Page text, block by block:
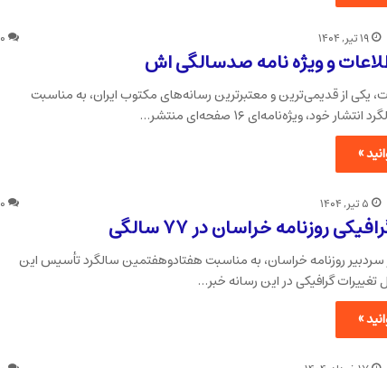
۱۹ تیر, ۱۴۰۴ ۰
و ویژه نامه صدسالگی اش
یکی از قدیمی‌ترین و معتبرترین رسانه‌های مکتوب ایران، به مناسبت
خود، ویژه‌نامه‌ای ۱۶ صفحه‌ای منتشر…
»
۵ تیر, ۱۴۰۴ ۰
روزنامه خراسان در ۷۷ سالگی
روزنامه خراسان، به مناسبت هفتادوهفتمین سالگرد تأسیس این
تغییرات گرافیکی در این رسانه خبر…
»